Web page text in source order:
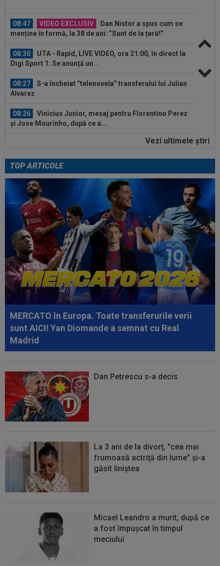
08:47 VIDEO EXCLUSIV
Dan Nistor a spus cum se
menține în formă, la 38 de ani: ”Sunt de la țară!”
08:30
UTA - Rapid, LIVE VIDEO, ora 21:00, în direct la
Digi Sport 1. Se anunță un...
08:27
S-a încheiat ”telenovela” transferului lui Julian
Alvarez
08:26
Vinicius Junior, mesaj pentru Florentino Perez
și Jose Mourinho, după ce a...
Primul jucător OUT de la CFR Cluj, după 0-5 cu
09:12
David Popovici, la plecarea din România:
”Paris îmi poartă un pic de noroc”...
09:11 EXCLUSIV
Gigi Becali l-a auzit pe Victor
Pițurcă și i-a dat replica: ”Gata!”
08:58 Fără milă: 6-1 și sunt ca și calificați în play-off
08:47 VIDEO EXCLUSIV
Dan Nistor a spus cum se
menține în formă, la 38 de ani: ”Sunt de la țară!”
08:30
UTA - Rapid, LIVE VIDEO, ora 21:00, în direct la
Digi Sport 1. Se anunță un...
Vezi ultimele ştiri
TOP ARTICOLE
MERCATO în Europa. Toate transferurile verii
sunt AICI! Yan Diomande a semnat cu Real
Madrid
Dan Petrescu s-a decis
La 3 ani de la divorț, "cea mai
frumoasă actriță din lume" și-a
găsit liniștea
Micael Leandro a murit, după ce
a fost împușcat în timpul
meciului